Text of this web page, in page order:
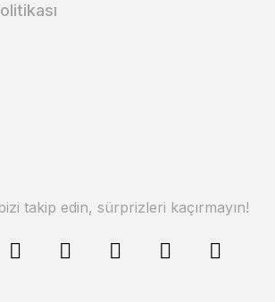
takip edin, sürprizleri kaçırmayın!